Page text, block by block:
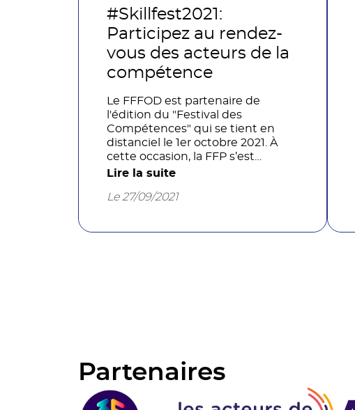
#Skillfest2021:
Participez au rendez-
vous des acteurs de la
compétence
Le FFFOD est partenaire de
l'édition du "Festival des
Compétences" qui se tient en
distanciel le 1er octobre 2021. À
cette occasion, la FFP s’est
associée à Teemew pour réaliser
commun en format virtuel.
Lire la suite
Le 27/09/2021
Partenaires